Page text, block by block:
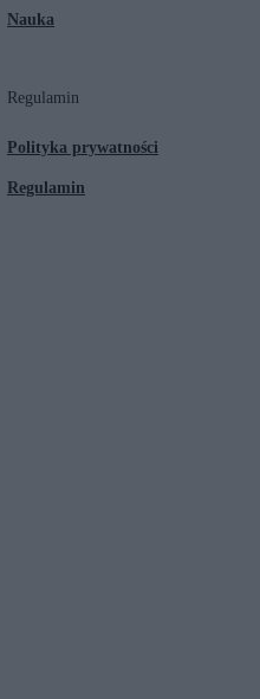
Nauka
Regulamin
Polityka prywatności
Regulamin